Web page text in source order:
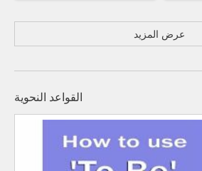
عرض المزيد
القواعد النحوية